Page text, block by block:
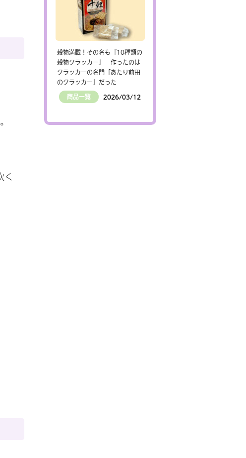
く
穀物満載！その名も『10種類の
穀物クラッカー』 作ったのは
クラッカーの名門「あたり前田
のクラッカー」だった
商品一覧 2026/03/12